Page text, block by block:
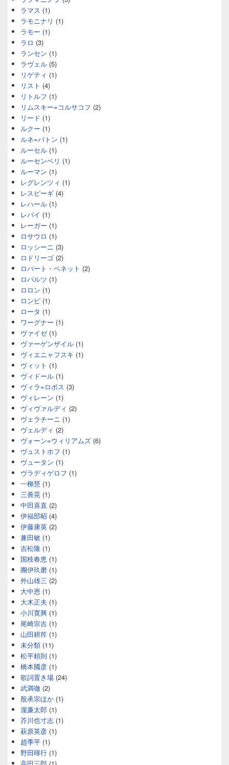
ラマス (1)
ラモニナリ (1)
ラモー (1)
ラロ (3)
ランセン (1)
ラヴェル (5)
リゲティ (1)
リスト (4)
リトルフ (1)
リムスキー=コルサコフ (2)
リード (1)
ルクー (1)
ルネ=バトン (1)
ルーセル (1)
ルーセンベリ (1)
ルーマン (1)
レグレンツィ (1)
レスピーギ (4)
レハール (1)
レバイ (1)
レーガー (1)
ロサウロ (1)
ロッシーニ (3)
ロドリーゴ (2)
ロバート・ベネット (2)
ロパルツ (1)
ロロン (1)
ロンビ (1)
ロータ (1)
ワーグナー (1)
ヴァイゼ(1)
ヴァーゲンザイル (1)
ヴィエニャフスキ (1)
ヴィット (1)
ヴィドール (1)
ヴィラ=ロボス (3)
ヴィレーン (1)
ヴィヴァルディ (2)
ヴェラチーニ (1)
ヴェルディ (2)
ヴォーン=ウィリアムズ (6)
ヴュストホフ (1)
ヴュータン (1)
ヴラディゲロフ (1)
一柳慧 (1)
三善晃 (1)
中田喜直 (2)
伊福部昭 (4)
伊藤康英 (2)
兼田敏 (1)
吉松隆 (1)
国枝春恵 (1)
團伊玖磨 (1)
外山雄三 (2)
大中恩 (1)
大木正夫 (1)
小川寛興 (1)
尾崎宗吉 (1)
山田耕筰 (1)
未分類 (11)
松平頼則 (1)
橋本國彦 (1)
歌詞置き場 (24)
武満徹 (2)
殷承宗ほか (1)
瀧廉太郎 (1)
芥川也寸志 (1)
萩原英彦 (1)
趙季平 (1)
野田暉行 (1)